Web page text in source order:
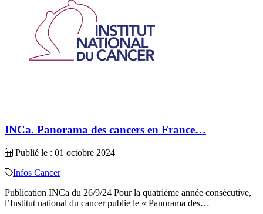
INCa. Panorama des cancers en France…
Publié le : 01 octobre 2024
Infos Cancer
Publication INCa du 26/9/24 Pour la quatrième année consécutive,
l’Institut national du cancer publie le « Panorama des…